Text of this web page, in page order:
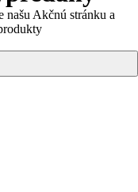
našu Akčnú stránku a